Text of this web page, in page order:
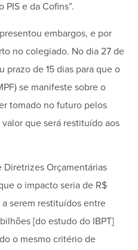
e da Cofins”.
embargos, e por
no colegiado. No dia 27 de
prazo de 15 dias para que o
se manifeste sobre o
tomado no futuro pelos
que será restituído aos
Diretrizes Orçamentárias
o impacto seria de R$
serem restituídos entre
[do estudo do IBPT]
o mesmo critério de